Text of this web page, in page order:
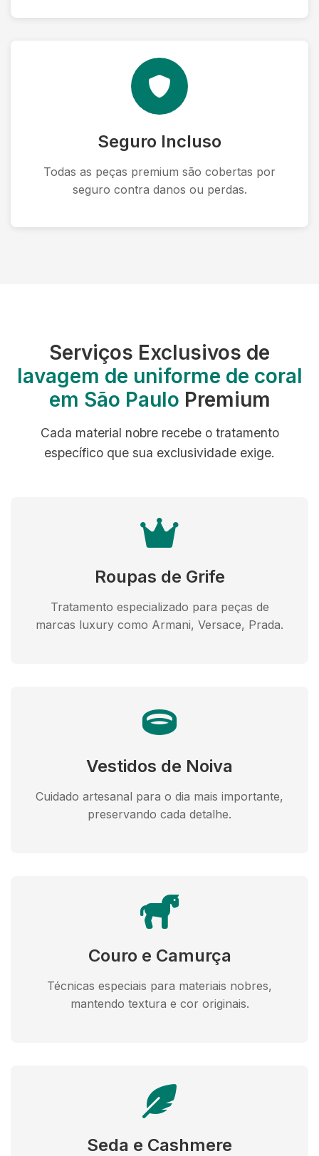
Seguro Incluso
Todas as peças premium são cobertas por
seguro contra danos ou perdas.
Serviços Exclusivos de
lavagem de uniforme de coral
em São Paulo Premium
Cada material nobre recebe o tratamento
específico que sua exclusividade exige.
Roupas de Grife
Tratamento especializado para peças de
marcas luxury como Armani, Versace, Prada.
Vestidos de Noiva
Cuidado artesanal para o dia mais importante,
preservando cada detalhe.
Couro e Camurça
Técnicas especiais para materiais nobres,
mantendo textura e cor originais.
Seda e Cashmere